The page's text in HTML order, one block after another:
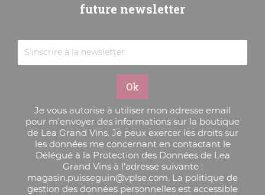
future newsletter
Je vous autorise à utiliser mon adresse email
pour m'envoyer des informations sur la boutique
de Lea Grand Vins. Je peux exercer les droits sur
les données me concernant en contactant le
Délégué à la Protection des Données de Lea
Grand Vins à l’adresse suivante :
magasin.puisseguin@vplse.com. La politique de
gestion des données personnelles est accessible